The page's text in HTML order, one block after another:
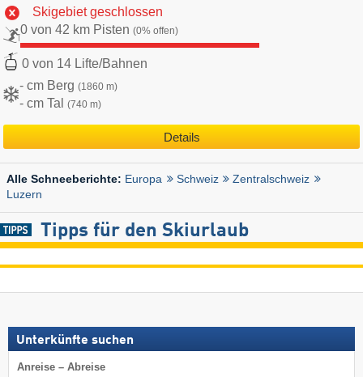
Skigebiet geschlossen
0 von 42 km Pisten (0% offen)
0 von 14 Lifte/Bahnen
- cm Berg (1860 m)
- cm Tal (740 m)
Details
Alle Schneeberichte: Europa Schweiz
Zentralschweiz
Luzern
Tipps für den Skiurlaub
Unterkünfte suchen
Anreise – Abreise